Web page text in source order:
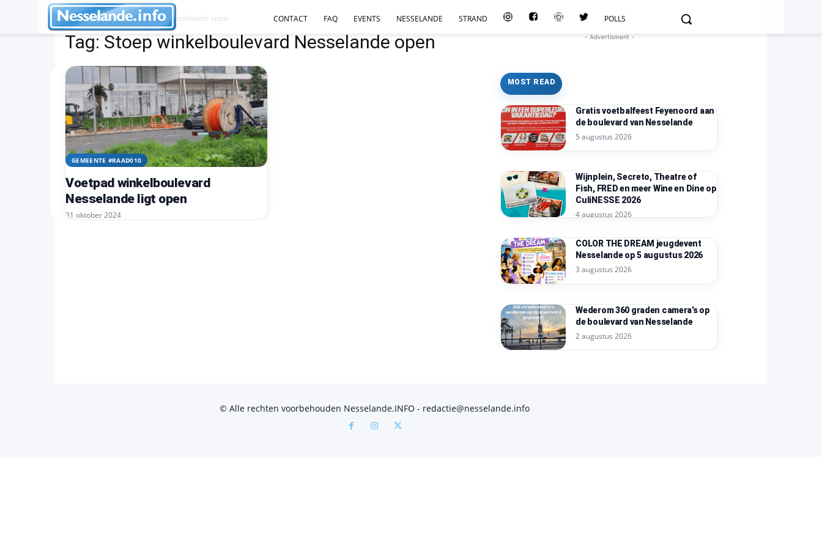
CONTACT FAQ EVENTS NESSELANDE STRAND POLLS
Tags Stoep winkelboulevard Nesselande open
Tag: Stoep winkelboulevard Nesselande open
GEMEENTE #RAAD010
Voetpad winkelboulevard
Nesselande ligt open
31 oktober 2024
- Advertisment -
MOST READ
Gratis voetbalfeest Feyenoord aan
de boulevard van Nesselande
5 augustus 2026
Wijnplein, Secreto, Theatre of
Fish, FRED en meer Wine en Dine op
CuliNESSE 2026
4 augustus 2026
COLOR THE DREAM jeugdevent
Nesselande op 5 augustus 2026
3 augustus 2026
Wederom 360 graden camera’s op
de boulevard van Nesselande
2 augustus 2026
© Alle rechten voorbehouden Nesselande.INFO - redactie@nesselande.info